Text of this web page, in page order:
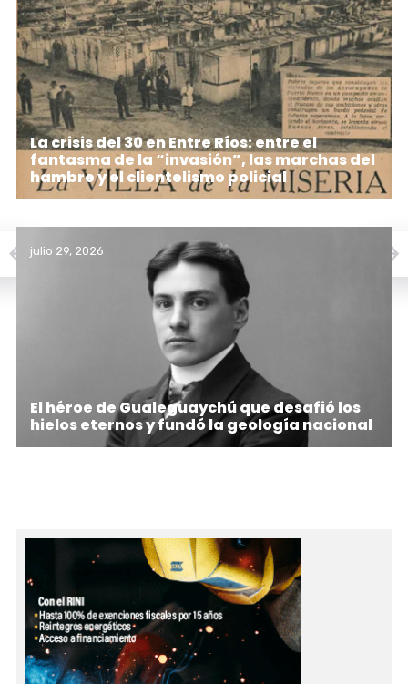
La crisis del 30 en Entre Ríos: entre el
fantasma de la “invasión”, las marchas del
hambre y el clientelismo policial
julio 29, 2026
El héroe de Gualeguaychú que desafió los
hielos eternos y fundó la geología nacional